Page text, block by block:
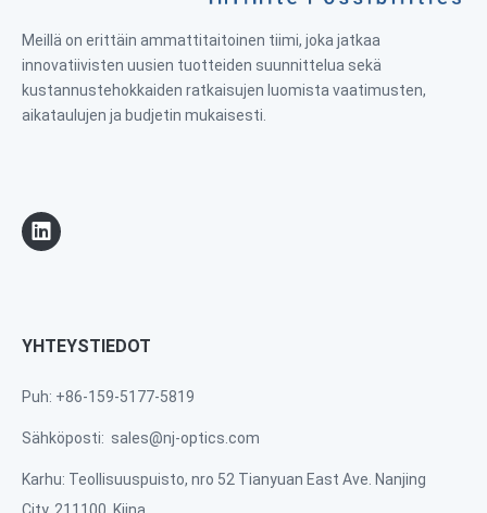
Meillä on erittäin ammattitaitoinen tiimi, joka jatkaa
innovatiivisten uusien tuotteiden suunnittelua sekä
kustannustehokkaiden ratkaisujen luomista vaatimusten,
aikataulujen ja budjetin mukaisesti.
YHTEYSTIEDOT
Puh: +86-159-5177-5819
Sähköposti: sales@nj-optics.com
Karhu: Teollisuuspuisto, nro 52 Tianyuan East Ave. Nanjing